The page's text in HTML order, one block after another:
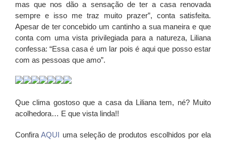
mas que nos dão a sensação de ter a casa renovada
sempre e isso me traz muito prazer”, conta satisfeita.
Apesar de ter concebido um cantinho a sua maneira e que
conta com uma vista privilegiada para a natureza, Liliana
confessa: “Essa casa é um lar pois é aqui que posso estar
com as pessoas que amo”.
Que clima gostoso que a casa da Liliana tem, né? Muito
acolhedora… E que vista linda!!
ConfiraAQUI uma seleção de produtos escolhidos por ela